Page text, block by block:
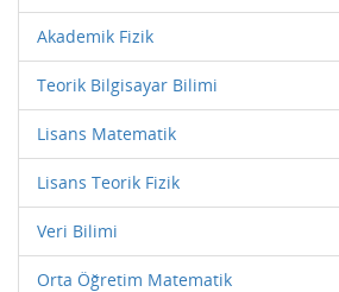
Akademik Fizik
Teorik Bilgisayar Bilimi
Lisans Matematik
Lisans Teorik Fizik
Veri Bilimi
Orta Öğretim Matematik